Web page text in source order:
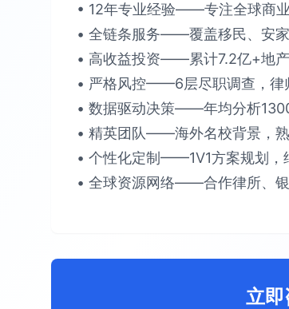
• 12年专业经验​​——专注全球商业
• 全链条服务​​——覆盖移民、安家
• 高收益投资​​——累计​​7.2亿+​​地产
• 严格风控​​——6层尽职调查，律
• 数据驱动决策​​——年均分析​​
• 精英团队​​——海外名校背景，熟
• 个性化定制​​——1V1方案规划，
• 全球资源网络​​——合作律所、银
立即